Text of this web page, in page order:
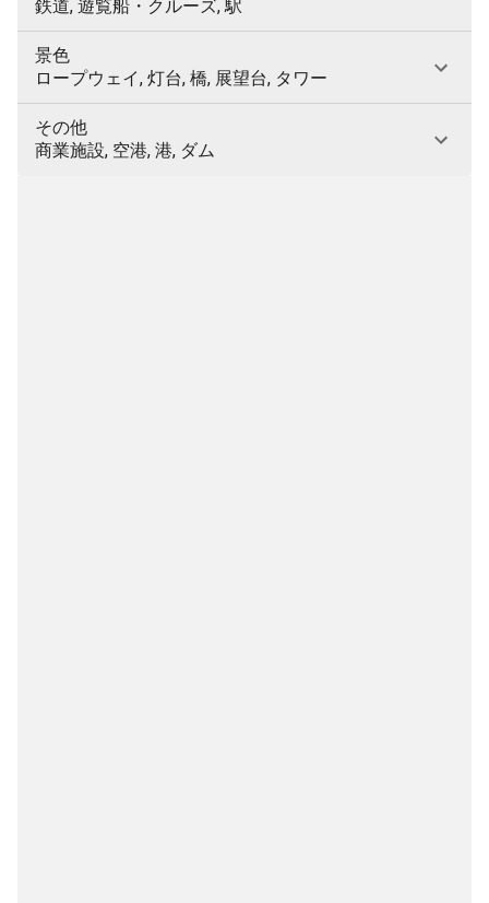
鉄道, 遊覧船・クルーズ, 駅
景色
ロープウェイ, 灯台, 橋, 展望台, タワー
その他
商業施設, 空港, 港, ダム